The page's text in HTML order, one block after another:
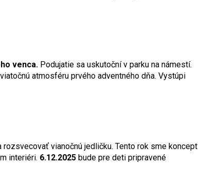
venca. Podujatie sa uskutoční v parku na námestí.
atmosféru prvého adventného dňa. Vystúpi
vianočnú jedličku. Tento rok sme koncept
interiéri. 6.12.2025 bude pre deti pripravené